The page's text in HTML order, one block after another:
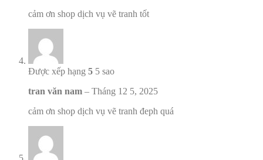
cảm ơn shop dịch vụ vẽ tranh tốt
Được xếp hạng 5 5 sao
tran văn nam – Tháng 12 5, 2025
cảm ơn shop dịch vụ vẽ tranh đeph quá